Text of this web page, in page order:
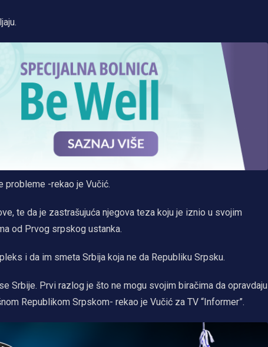
probleme -rekao je Vučić.
te da je zastrašujuća njegova teza koju je iznio u svojim
od Prvog srpskog ustanka.
i da im smeta Srbija koja ne da Republiku Srpsku.
Srbije. Prvi razlog je što ne mogu svojim biračima da opravdaju
Republikom Srpskom- rekao je Vučić za TV “Informer”.